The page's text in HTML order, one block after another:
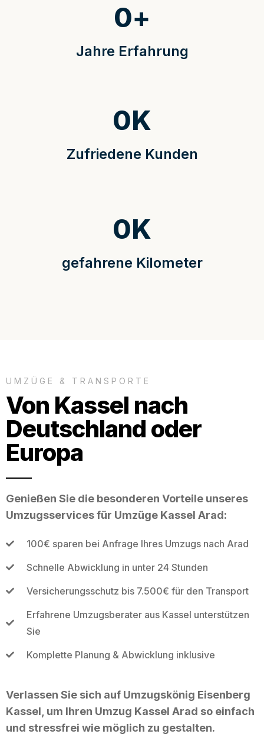
Jahre Erfahrung
0+
Zufriedene Kunden
0K
gefahrene Kilometer
0K
UMZÜGE & TRANSPORTE
Von Kassel nach
Deutschland oder
Europa
Genießen Sie die besonderen Vorteile unseres
Umzugsservices für Umzüge Kassel Arad:
100€ sparen bei Anfrage Ihres Umzugs nach Arad
Schnelle Abwicklung in unter 24 Stunden
Versicherungsschutz bis 7.500€ für den Transport
Erfahrene Umzugsberater aus Kassel unterstützen
Sie
Komplette Planung & Abwicklung inklusive
Verlassen Sie sich auf Umzugskönig Eisenberg
Kassel, um Ihren Umzug Kassel Arad so einfach
und stressfrei wie möglich zu gestalten.